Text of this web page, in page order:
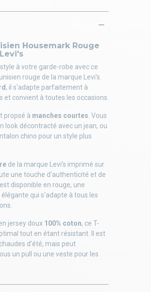
Housemark Rouge
à votre garde-robe avec ce
rouge de la marque Levi's.
, il s'adapte parfaitement à
et convient à toutes les occasions.
propsé à manches courtes. Vous
look décontracté avec un jean, ou
chino pour un style plus
de la marque Levi's imprimé sur
une touche d'authenticité et de
disponible en rouge, une
qui s'adapte à tous les
jersey doux 100% coton, ce T-
tout en étant résistant. Il est
d'été, mais peut
un pull ou une veste pour les